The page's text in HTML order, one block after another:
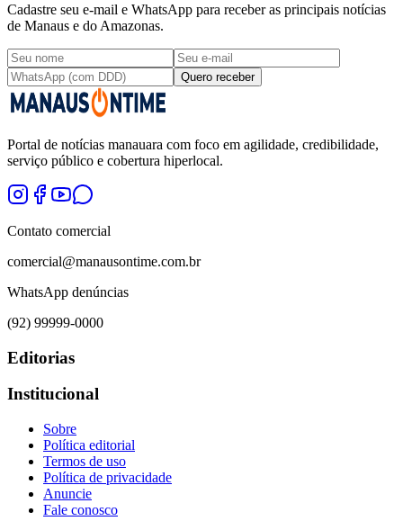
Cadastre seu e-mail e WhatsApp para receber as principais notícias
de Manaus e do Amazonas.
Quero receber
Portal de notícias manauara com foco em agilidade, credibilidade,
serviço público e cobertura hiperlocal.
Contato comercial
comercial@manausontime.com.br
WhatsApp denúncias
(92) 99999-0000
Editorias
Institucional
Sobre
Política editorial
Termos de uso
Política de privacidade
Anuncie
Fale conosco